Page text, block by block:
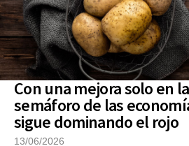
Con una mejora solo en
semáforo de las
sigue dominando el rojo
13/06/2026